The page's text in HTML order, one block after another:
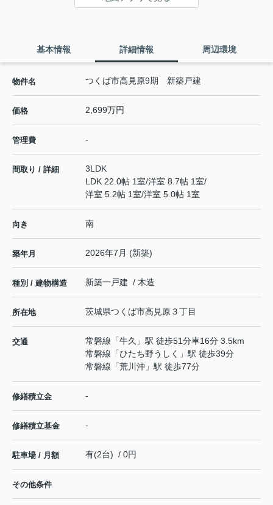
基本情報 詳細情報 周辺環境
物件名 つくば市高見原9期 新築戸建
価格 2,699万円
管理費 -
間取り / 詳細
3LDK
LDK 22.0帖 1室/洋室 8.7帖 1室/
洋室 5.2帖 1室/洋室 5.0帖 1室
向き 南
築年月 2026年7月 (新築)
種別 / 建物構造 新築一戸建 / 木造
所在地 茨城県つくば市高見原３丁目
交通 常磐線 「牛久 」駅 徒歩51分車16分 3.5km
常磐線 「ひたち野うしく
」駅 徒歩39分
常磐線 「荒川沖 」駅 徒歩77分
修繕積立金 -
修繕積立基金 -
駐車場 / 月額 有(2台) / 0円
その他条件